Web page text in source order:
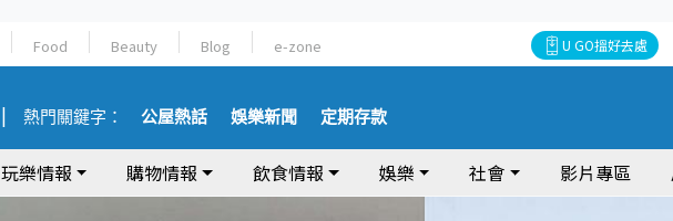
Food Beauty Blog e-zone U GO搵好去處
熱門關鍵字： 公屋熱話 娛樂新聞 定期存款
玩樂情報 購物情報 飲食情報 娛樂 社會 影片專區